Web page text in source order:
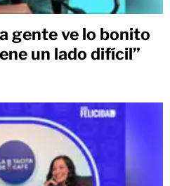
gente ve lo bonito
un lado difícil”